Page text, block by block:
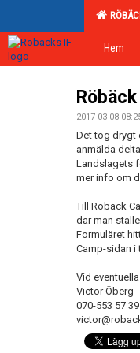
Hem
2017-03-08
Det tog drygt
anmälda
Landslagets
mer info om
Till Röbäck
där man
Formuläret
Camp-sidan i
Vid
Victor Öberg
070-553 57 39